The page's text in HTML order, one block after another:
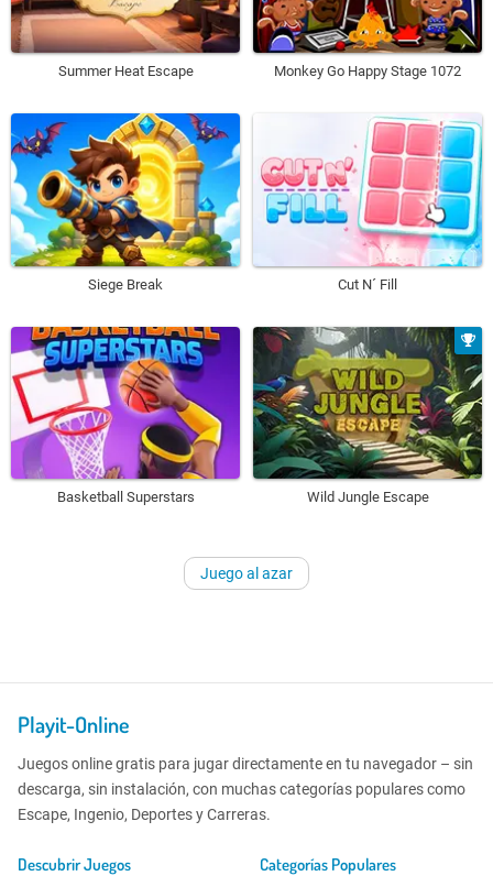
Summer Heat Escape Monkey Go Happy Stage 1072
Siege Break Cut N´ Fill
Basketball Superstars Wild Jungle Escape
Juego al azar
Playit-Online
Juegos online gratis para jugar directamente en tu navegador – sin
descarga, sin instalación, con muchas categorías populares como
Escape, Ingenio, Deportes y Carreras.
Descubrir Juegos Categorías Populares